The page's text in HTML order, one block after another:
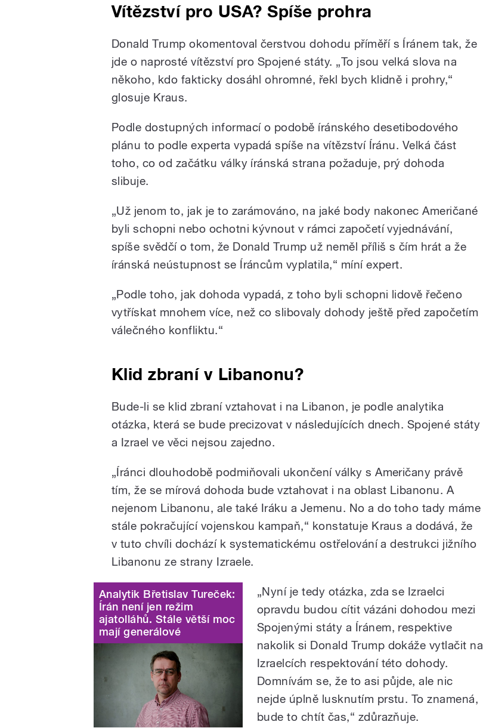
Vítězství pro USA? Spíše prohra
Donald Trump okomentoval čerstvou dohodu příměří s Íránem tak, že
jde o naprosté vítězství pro Spojené státy. „To jsou velká slova na
někoho, kdo fakticky dosáhl ohromné, řekl bych klidně i prohry,“
glosuje Kraus.
Podle dostupných informací o podobě íránského desetibodového
plánu to podle experta vypadá spíše na vítězství Íránu. Velká část
toho, co od začátku války íránská strana požaduje, prý dohoda
slibuje.
„Už jenom to, jak je to zarámováno, na jaké body nakonec Američané
byli schopni nebo ochotni kývnout v rámci započetí vyjednávání,
spíše svědčí o tom, že Donald Trump už neměl příliš s čím hrát a že
íránská neústupnost se Íráncům vyplatila,“ míní expert.
„Podle toho, jak dohoda vypadá, z toho byli schopni lidově řečeno
vytřískat mnohem více, než co slibovaly dohody ještě před započetím
válečného konfliktu.“
Klid zbraní v Libanonu?
Bude-li se klid zbraní vztahovat i na Libanon, je podle analytika
otázka, která se bude precizovat v následujících dnech. Spojené státy
a Izrael ve věci nejsou zajedno.
„Íránci dlouhodobě podmiňovali ukončení války s Američany právě
tím, že se mírová dohoda bude vztahovat i na oblast Libanonu. A
nejenom Libanonu, ale také Iráku a Jemenu. No a do toho tady máme
stále pokračující vojenskou kampaň,“ konstatuje Kraus a dodává, že
v tuto chvíli dochází k systematickému ostřelování a destrukci jižního
Libanonu ze strany Izraele.
Analytik Břetislav Tureček:
Írán není jen režim
ajatolláhů. Stále větší moc
mají generálové
„Nyní je tedy otázka, zda se Izraelci
opravdu budou cítit vázáni dohodou mezi
Spojenými státy a Íránem, respektive
nakolik si Donald Trump dokáže vytlačit na
Izraelcích respektování této dohody.
Domnívám se, že to asi půjde, ale nic
nejde úplně lusknutím prstu. To znamená,
bude to chtít čas,“ zdůrazňuje.